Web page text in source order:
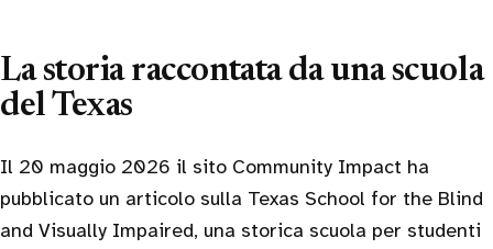
La storia raccontata da una scuola
del Texas
Il 20 maggio 2026 il sito Community Impact ha
pubblicato un articolo sulla Texas School for the Blind
and Visually Impaired, una storica scuola per studenti